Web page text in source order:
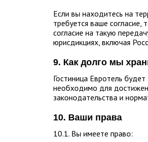
Если вы находитесь на
требуется ваше согласие,
согласие на такую
юрисдикциях, включая
9. Как долго мы
Гостиница Евротель
необходимо для
законодательства и
10. Ваши права
10.1. Вы имеете право: